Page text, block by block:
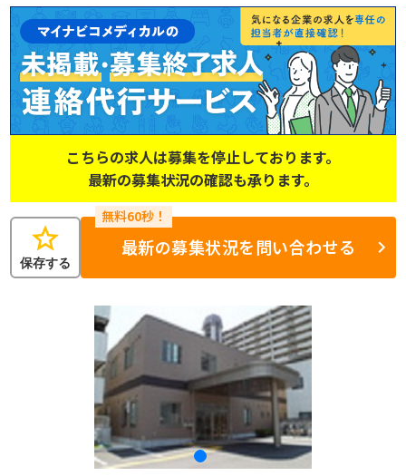
こちらの求人は募集を停止しております。
最新の募集状況の確認も承ります。
star
保存する
最新の募集状況を問い合わせる